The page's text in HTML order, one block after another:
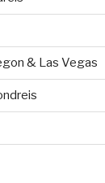
& Las Vegas